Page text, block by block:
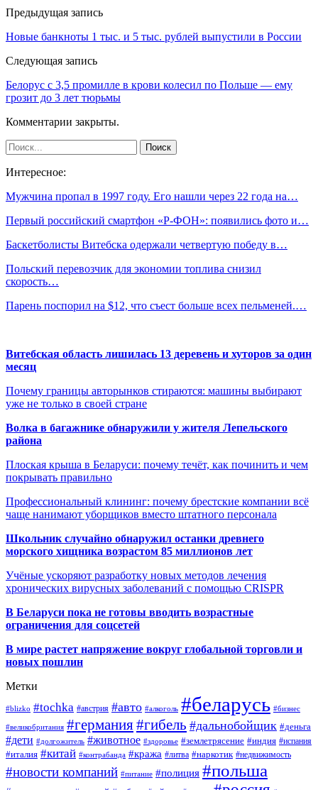
Предыдущая запись
Новые банкноты 1 тыс. и 5 тыс. рублей выпустили в России
Следующая запись
Белорус с 3,5 промилле в крови колесил по Польше — ему
грозит до 3 лет тюрьмы
Комментарии закрыты.
Интересное:
Мужчина пропал в 1997 году. Его нашли через 22 года на…
Первый российский смартфон «Р-ФОН»: появились фото и…
Баскетболисты Витебска одержали четвертую победу в…
Польский перевозчик для экономии топлива снизил
скорость…
Парень поспорил на $12, что съест больше всех пельменей.…
Витебская область лишилась 13 деревень и хуторов за один
месяц
Почему границы авторынков стираются: машины выбирают
уже не только в своей стране
Волка в багажнике обнаружили у жителя Лепельского
района
Плоская крыша в Беларуси: почему течёт, как починить и чем
покрывать правильно
Профессиональный клининг: почему брестские компании всё
чаще нанимают уборщиков вместо штатного персонала
Школьник случайно обнаружил останки древнего
морского хищника возрастом 85 миллионов лет
Учёные ускоряют разработку новых методов лечения
хронических вирусных заболеваний с помощью CRISPR
В Беларуси пока не готовы вводить возрастные
ограничения для соцсетей
В мире растет напряжение вокруг глобальной торговли и
новых пошлин
Метки
#blizko #tochka #австрия #авто #алкоголь #беларусь #бизнес
#великобритания #германия#гибель #дальнобойщик #деньга
#дети #долгожитель #животное #здоровье #землетрясение #индия #испания
#италия #китай #контрабанда #кража #литва #наркотик #недвижимость
#новости компаний #питание #полиция #польша